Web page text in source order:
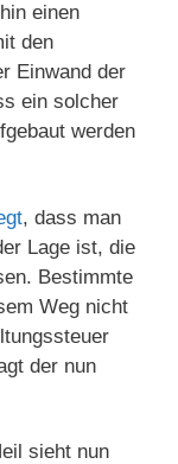
einen
den
Einwand der
ein solcher
werden
, dass man
Lage ist, die
Bestimmte
Weg nicht
der nun
sieht nun